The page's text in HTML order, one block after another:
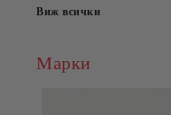
Виж всички
Марки